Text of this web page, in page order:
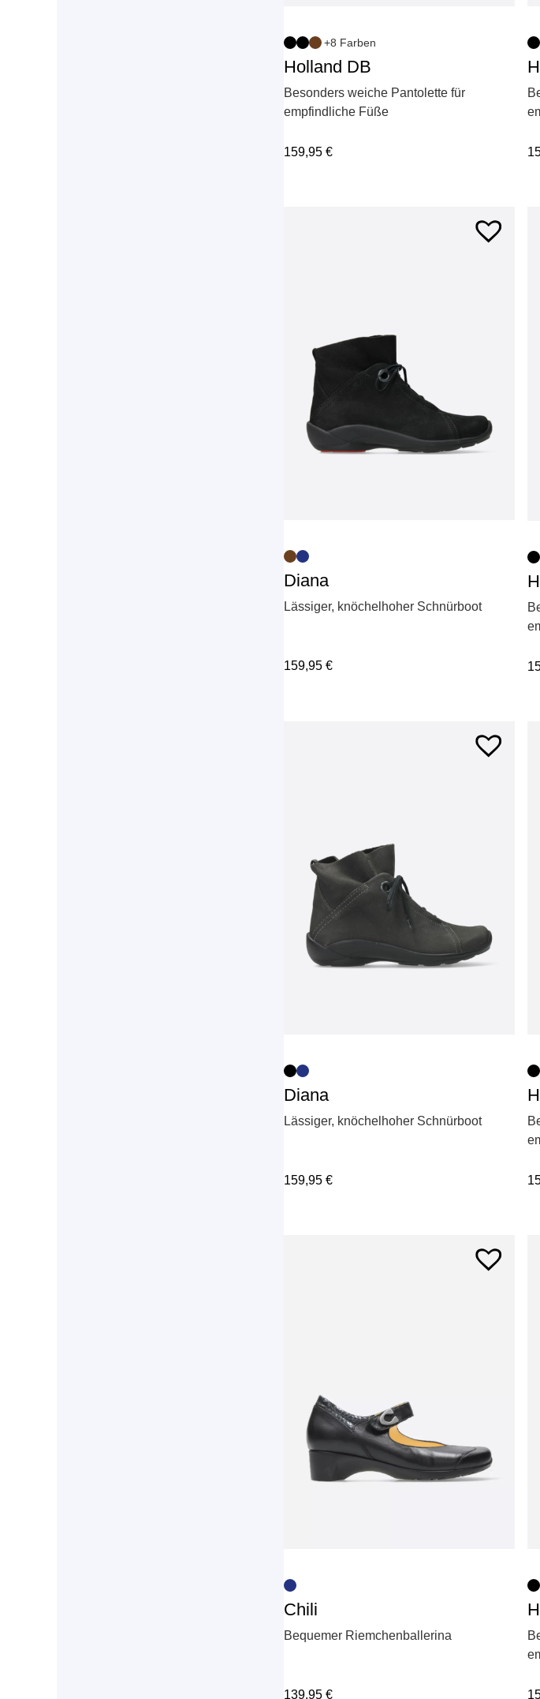
+8 Farben
Holland DB
Besonders weiche Pantolette für
empfindliche Füße
159,95 €
Diana
Lässiger, knöchelhoher Schnürboot
159,95 €
Diana
Lässiger, knöchelhoher Schnürboot
159,95 €
Chili
Bequemer Riemchenballerina
139,95 €